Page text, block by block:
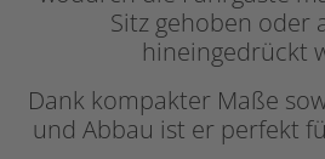
Sitz gehoben oder
hineingedrückt
Dank kompakter Maße
und Abbau ist er perfekt